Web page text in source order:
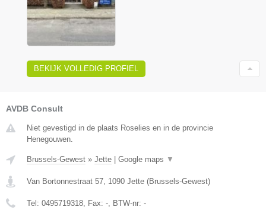
BEKIJK VOLLEDIG PROFIEL
AVDB Consult
Niet gevestigd in de plaats Roselies en in de provincie
Henegouwen.
Brussels-Gewest » Jette | Google maps ▼
Van Bortonnestraat 57 1090 Jette (Brussels-Gewest)
Tel: 0495719318 , Fax: - , BTW-nr: -